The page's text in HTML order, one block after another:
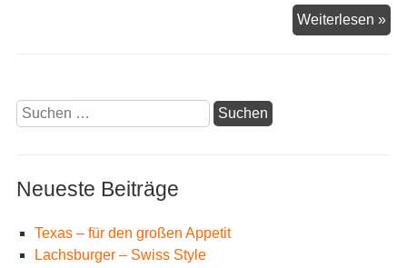
Weiterlesen »
Suchen
nach:
Neueste Beiträge
Texas – für den großen Appetit
Lachsburger – Swiss Style